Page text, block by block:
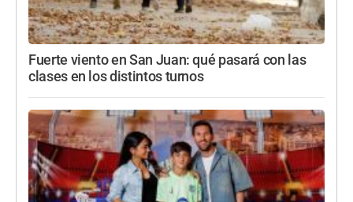
Fuerte viento en San Juan: qué pasará con las
clases en los distintos turnos